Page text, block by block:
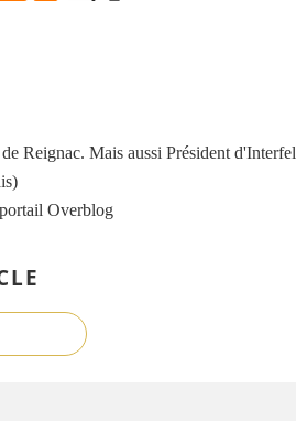
Reignac. Mais aussi Président d'Interfel
Overblog